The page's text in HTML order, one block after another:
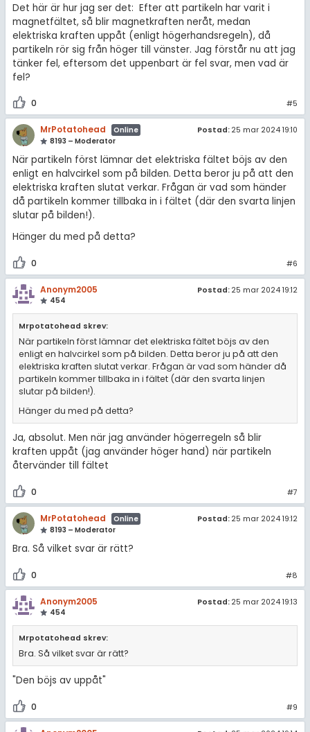
Det här är hur jag ser det: Efter att partikeln har varit i
magnetfältet, så blir magnetkraften neråt, medan
elektriska kraften uppåt (enligt högerhandsregeln), då
partikeln rör sig från höger till vänster. Jag förstår nu att jag
tänker fel, eftersom det uppenbart är fel svar, men vad är
fel?
0 #5
MrPotatohead
Online
8193 – Moderator
Postad: 25 mar 2024 19:10
När partikeln först lämnar det elektriska fältet böjs av den
enligt en halvcirkel som på bilden. Detta beror ju på att den
elektriska kraften slutat verkar. Frågan är vad som händer
då partikeln kommer tillbaka in i fältet (där den svarta linjen
slutar på bilden!).
Hänger du med på detta?
0 #6
Anonym2005
454
Postad: 25 mar 2024 19:12
Mrpotatohead skrev:
När partikeln först lämnar det elektriska fältet böjs av den
enligt en halvcirkel som på bilden. Detta beror ju på att den
elektriska kraften slutat verkar. Frågan är vad som händer då
partikeln kommer tillbaka in i fältet (där den svarta linjen
slutar på bilden!).
Hänger du med på detta?
Ja, absolut. Men när jag använder högerregeln så blir
kraften uppåt (jag använder höger hand) när partikeln
återvänder till fältet
0 #7
MrPotatohead
Online
8193 – Moderator
Postad: 25 mar 2024 19:12
Bra. Så vilket svar är rätt?
0 #8
Anonym2005
454
Postad: 25 mar 2024 19:13
Mrpotatohead skrev:
Bra. Så vilket svar är rätt?
"Den böjs av uppåt"
0 #9